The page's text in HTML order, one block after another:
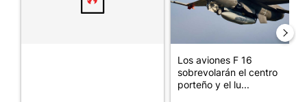
Los aviones F 16
sobrevolarán el centro
porteño y el lu...